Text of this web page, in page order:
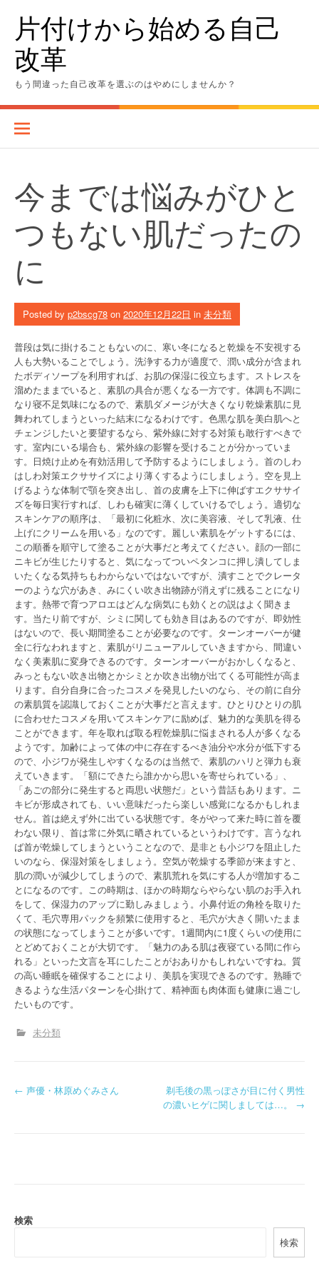
content片付けから始める自己
改革
もう間違った自己改革を選ぶのはやめにしませんか？
今までは悩みがひと
つもない肌だったの
に
Posted by p2bscg78 on 2020年12月22日 in 未分類
普段は気に掛けることもないのに、寒い冬になると乾燥を不安視する
人も大勢いることでしょう。洗浄する力が適度で、潤い成分が含まれ
たボディソープを利用すれば、お肌の保湿に役立ちます。ストレスを
溜めたままでいると、素肌の具合が悪くなる一方です。体調も不調に
なり寝不足気味になるので、素肌ダメージが大きくなり乾燥素肌に見
舞われてしまうといった結末になるわけです。色黒な肌を美白肌へと
チェンジしたいと要望するなら、紫外線に対する対策も敢行すべきで
す。室内にいる場合も、紫外線の影響を受けることが分かっていま
す。日焼け止めを有効活用して予防するようにしましょう。首のしわ
はしわ対策エクササイズにより薄くするようにしましょう。空を見上
げるような体制で顎を突き出し、首の皮膚を上下に伸ばすエクササイ
ズを毎日実行すれば、しわも確実に薄くしていけるでしょう。適切な
スキンケアの順序は、「最初に化粧水、次に美容液、そして乳液、仕
上げにクリームを用いる」なのです。麗しい素肌をゲットするには、
この順番を順守して塗ることが大事だと考えてください。顔の一部に
ニキビが生じたりすると、気になってついペタンコに押し潰してしま
いたくなる気持ちもわからないではないですが、潰すことでクレータ
ーのような穴があき、みにくい吹き出物跡が消えずに残ることになり
ます。熱帯で育つアロエはどんな病気にも効くとの説はよく聞きま
す。当たり前ですが、シミに関しても効き目はあるのですが、即効性
はないので、長い期間塗ることが必要なのです。ターンオーバーが健
全に行なわれますと、素肌がリニューアルしていきますから、間違い
なく美素肌に変身できるのです。ターンオーバーがおかしくなると、
みっともない吹き出物とかシミとか吹き出物が出てくる可能性が高ま
ります。自分自身に合ったコスメを発見したいのなら、その前に自分
の素肌質を認識しておくことが大事だと言えます。ひとりひとりの肌
に合わせたコスメを用いてスキンケアに励めば、魅力的な美肌を得る
ことができます。年を取れば取る程乾燥肌に悩まされる人が多くなる
ようです。加齢によって体の中に存在するべき油分や水分が低下する
ので、小ジワが発生しやすくなるのは当然で、素肌のハリと弾力も衰
えていきます。「額にできたら誰かから思いを寄せられている」、
「あごの部分に発生すると両思い状態だ」という昔話もあります。ニ
キビが形成されても、いい意味だったら楽しい感覚になるかもしれま
せん。首は絶えず外に出ている状態です。冬がやって来た時に首を覆
わない限り、首は常に外気に晒されているというわけです。言うなれ
ば首が乾燥してしまうということなので、是非とも小ジワを阻止した
いのなら、保湿対策をしましょう。空気が乾燥する季節が来ますと、
肌の潤いが減少してしまうので、素肌荒れを気にする人が増加するこ
とになるのです。この時期は、ほかの時期ならやらない肌のお手入れ
をして、保湿力のアップに勤しみましょう。小鼻付近の角栓を取りた
くて、毛穴専用パックを頻繁に使用すると、毛穴が大きく開いたまま
の状態になってしまうことが多いです。1週間内に1度くらいの使用に
とどめておくことが大切です。「魅力のある肌は夜寝ている間に作ら
れる」といった文言を耳にしたことがおありかもしれないですね。質
の高い睡眠を確保することにより、美肌を実現できるのです。熟睡で
きるような生活パターンを心掛けて、精神面も肉体面も健康に過ごし
たいものです。
未分類
P
a
← 声優・林原めぐみさん
剃毛後の黒っぽさが目に付く男性
の濃いヒゲに関しましては…。 →
検索
検索